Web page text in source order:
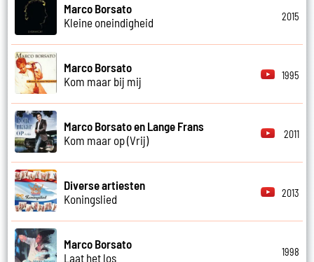
Marco Borsato
Kleine oneindigheid
2015
Marco Borsato
Kom maar bij mij
1995
Marco Borsato en Lange Frans
Kom maar op (Vrij)
2011
Diverse artiesten
Koningslied
2013
Marco Borsato
Laat het los
1998